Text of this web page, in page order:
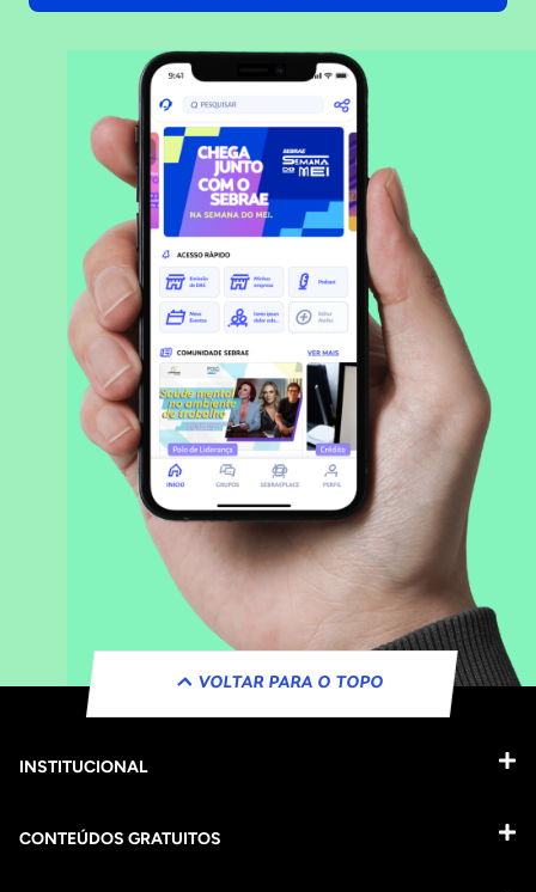
VOLTAR PARA O TOPO
INSTITUCIONAL
CONTEÚDOS GRATUITOS